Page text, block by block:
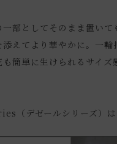
部としてそのまま置いて
添えてより華やかに。一輪
簡単に生けられるサイズ
（デゼールシリーズ）は